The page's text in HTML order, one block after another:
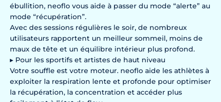
ébullition, neoflo vous aide à passer du mode “alerte” au
mode “récupération”.
Avec des sessions régulières le soir, de nombreux
utilisateurs rapportent un meilleur sommeil, moins de
maux de tête et un équilibre intérieur plus profond.
▸ Pour les sportifs et artistes de haut niveau
Votre souffle est votre moteur. neoflo aide les athlètes à
exploiter la respiration lente et profonde pour optimiser
la récupération, la concentration et accéder plus